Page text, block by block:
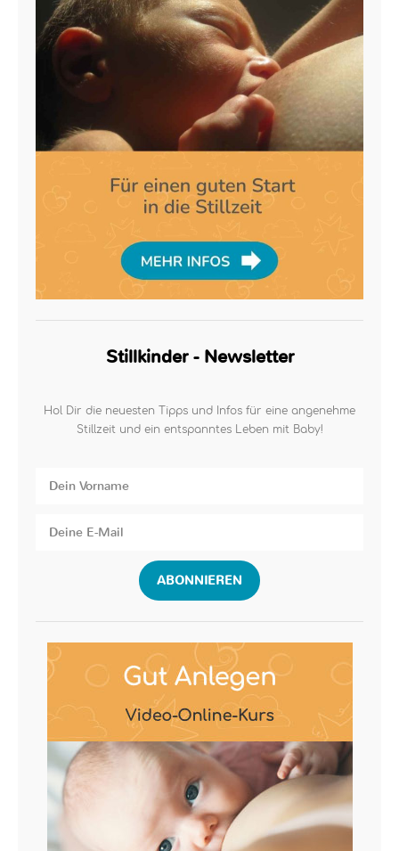
Stillkinder - Newsletter
Hol Dir die neuesten Tipps und Infos für eine angenehme
Stillzeit und ein entspanntes Leben mit Baby!
ABONNIEREN